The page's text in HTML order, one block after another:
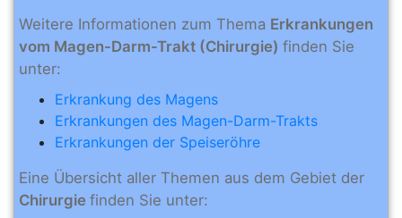
Weitere Informationen zum Thema Erkrankungen
vom Magen-Darm-Trakt (Chirurgie) finden Sie
unter:
Erkrankung des Magens
Erkrankungen des Magen-Darm-Trakts
Erkrankungen der Speiseröhre
Eine Übersicht aller Themen aus dem Gebiet der
Chirurgie finden Sie unter: